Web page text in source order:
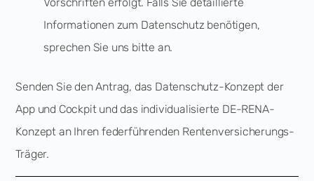
Informationen zum Datenschutz benötigen,
sprechen Sie uns bitte an.
Senden Sie den Antrag, das Datenschutz-Konzept der
App und Cockpit und das individualisierte DE-RENA-
Konzept an Ihren federführenden Rentenversicherungs-
Träger.